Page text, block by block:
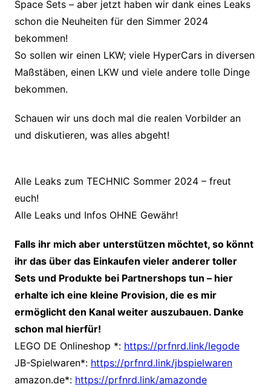
Space Sets – aber jetzt haben wir dank eines Leaks
schon die Neuheiten für den Simmer 2024
bekommen!
So sollen wir einen LKW; viele HyperCars in diversen
Maßstäben, einen LKW und viele andere tolle Dinge
bekommen.
Schauen wir uns doch mal die realen Vorbilder an
und diskutieren, was alles abgeht!
Alle Leaks zum TECHNIC Sommer 2024 – freut
euch!
Alle Leaks und Infos OHNE Gewähr!
Falls ihr mich aber unterstützen möchtet, so könnt
ihr das über das Einkaufen vieler anderer toller
Sets und Produkte bei Partnershops tun – hier
erhalte ich eine kleine Provision, die es mir
ermöglicht den Kanal weiter auszubauen. Danke
schon mal hierfür!
LEGO DE Onlineshop *: https://prfnrd.link/legode
JB-Spielwaren*: https://prfnrd.link/jbspielwaren
amazon.de*: https://prfnrd.link/amazonde